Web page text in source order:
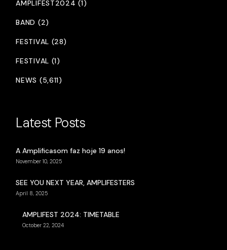
AMPLIFEST2024 (1)
BAND (2)
FESTIVAL (28)
FESTIVAL (1)
NEWS (5,611)
Latest Posts
A Amplificasom faz hoje 19 anos!
November 10, 2025
SEE YOU NEXT YEAR, AMPLIFESTERS
April 8, 2025
AMPLIFEST 2024: TIMETABLE
October 22, 2024